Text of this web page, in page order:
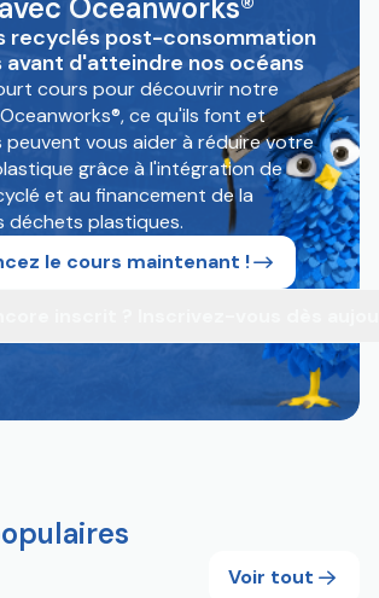
Oceanworks®
recyclés post-consommation
avant d'atteindre nos océans
cours pour découvrir notre
ce qu'ils font et
peuvent vous aider à réduire votre
grâce à l'intégration de
et au financement de la
déchets plastiques.
le cours maintenant !
Voir tout